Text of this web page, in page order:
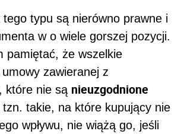
tego typu są nierówno prawne i
w o wiele gorszej pozycji.
pamiętać, że wszelkie
zawieranej z
które nie są nieuzgodnione
tzn. takie, na które kupujący nie
wpływu, nie wiążą go, jeśli